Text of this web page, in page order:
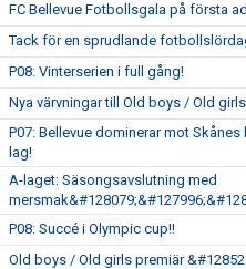
FC Bellevue Fotbollsgala på första
Tack för en sprudlande
P08: Vinterserien i full gång!
Nya värvningar till Old boys / Old
P07: Bellevue dominerar mot
lag!
A-laget: Säsongsavslutning med
P08: Succé i Olympic cup!!
Old boys / Old girls premiär